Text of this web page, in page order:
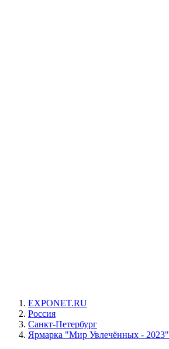
EXPONET.RU
Россия
Санкт-Петербург
Ярмарка "Мир Увлечённых - 2023"